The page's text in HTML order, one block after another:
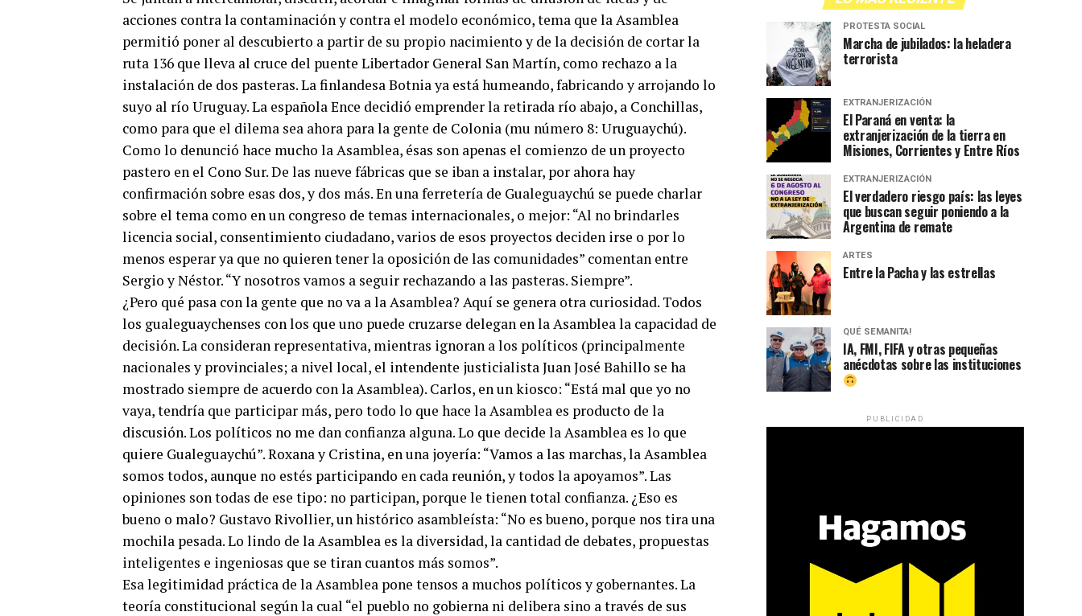
acciones contra la contaminación y contra el modelo económico, tema que la Asamblea
permitió poner al descubierto a partir de su propio nacimiento y de la decisión de cortar la
ruta 136 que lleva al cruce del puente Libertador General San Martín, como rechazo a la
instalación de dos pasteras. La finlandesa Botnia ya está humeando, fabricando y arrojando lo
suyo al río Uruguay. La española Ence decidió emprender la retirada río abajo, a Conchillas,
como para que el dilema sea ahora para la gente de Colonia (mu número 8: Uruguaychú).
Como lo denunció hace mucho la Asamblea, ésas son apenas el comienzo de un proyecto
pastero en el Cono Sur. De las nueve fábricas que se iban a instalar, por ahora hay
confirmación sobre esas dos, y dos más. En una ferretería de Gualeguaychú se puede charlar
sobre el tema como en un congreso de temas internacionales, o mejor: “Al no brindarles
licencia social, consentimiento ciudadano, varios de esos proyectos deciden irse o por lo
menos esperar ya que no quieren tener la oposición de las comunidades” comentan entre
Sergio y Néstor. “Y nosotros vamos a seguir rechazando a las pasteras. Siempre”.
¿Pero qué pasa con la gente que no va a la Asamblea? Aquí se genera otra curiosidad. Todos
los gualeguaychenses con los que uno puede cruzarse delegan en la Asamblea la capacidad de
decisión. La consideran representativa, mientras ignoran a los políticos (principalmente
nacionales y provinciales; a nivel local, el intendente justicialista Juan José Bahillo se ha
mostrado siempre de acuerdo con la Asamblea). Carlos, en un kiosco: “Está mal que yo no
vaya, tendría que participar más, pero todo lo que hace la Asamblea es producto de la
discusión. Los políticos no me dan confianza alguna. Lo que decide la Asamblea es lo que
quiere Gualeguaychú”. Roxana y Cristina, en una joyería: “Vamos a las marchas, la Asamblea
somos todos, aunque no estés participando en cada reunión, y todos la apoyamos”. Las
opiniones son todas de ese tipo: no participan, porque le tienen total confianza. ¿Eso es
bueno o malo? Gustavo Rivollier, un histórico asambleísta: “No es bueno, porque nos tira una
mochila pesada. Lo lindo de la Asamblea es la diversidad, la cantidad de debates, propuestas
inteligentes e ingeniosas que se tiran cuantos más somos”.
Esa legitimidad práctica de la Asamblea pone tensos a muchos políticos y gobernantes. La
teoría constitucional según la cual “el pueblo no gobierna ni delibera sino a través de sus
PROTESTA SOCIAL
Marcha de jubilados: la heladera
terrorista
EXTRANJERIZACIÓN
El Paraná en venta: la
extranjerización de la tierra en
Misiones, Corrientes y Entre Ríos
EXTRANJERIZACIÓN
El verdadero riesgo país: las leyes
que buscan seguir poniendo a la
Argentina de remate
ARTES
Entre la Pacha y las estrellas
QUÉ SEMANITA!
IA, FMI, FIFA y otras pequeñas
anécdotas sobre las instituciones
PUBLICIDAD